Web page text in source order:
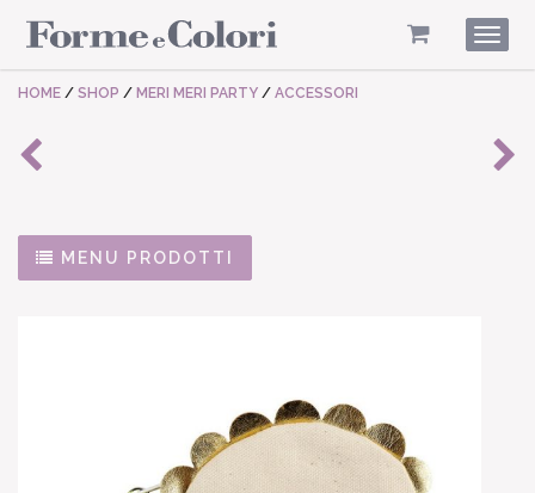
HOME / SHOP / MERI MERI PARTY / ACCESSORI
MENU PRODOTTI